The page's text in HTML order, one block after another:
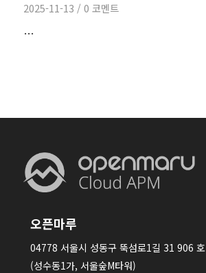
2025-11-13 / 0 코멘트
…
오픈마루
04778 서울시 성동구 뚝섬로1길 31 906 호
(성수동1가, 서울숲M타워)